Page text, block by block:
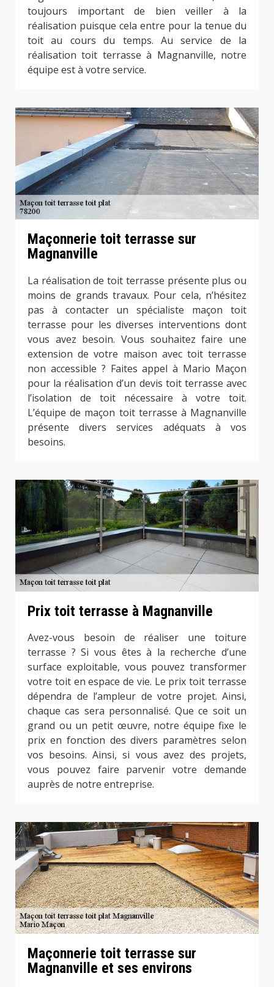
toujours important de bien veiller à la
réalisation puisque cela entre pour la tenue du
toit au cours du temps. Au service de la
réalisation toit terrasse à Magnanville, notre
équipe est à votre service.
Maçonnerie toit terrasse sur
Magnanville
La réalisation de toit terrasse présente plus ou
moins de grands travaux. Pour cela, n’hésitez
pas à contacter un spécialiste maçon toit
terrasse pour les diverses interventions dont
vous avez besoin. Vous souhaitez faire une
extension de votre maison avec toit terrasse
non accessible ? Faites appel à Mario Maçon
pour la réalisation d’un devis toit terrasse avec
l’isolation de toit nécessaire à votre toit.
L’équipe de maçon toit terrasse à Magnanville
présente divers services adéquats à vos
besoins.
Prix toit terrasse à Magnanville
Avez-vous besoin de réaliser une toiture
terrasse ? Si vous êtes à la recherche d’une
surface exploitable, vous pouvez transformer
votre toit en espace de vie. Le prix toit terrasse
dépendra de l’ampleur de votre projet. Ainsi,
chaque cas sera personnalisé. Que ce soit un
grand ou un petit œuvre, notre équipe fixe le
prix en fonction des divers paramètres selon
vos besoins. Ainsi, si vous avez des projets,
vous pouvez faire parvenir votre demande
auprès de notre entreprise.
Maçonnerie toit terrasse sur
Magnanville et ses environs